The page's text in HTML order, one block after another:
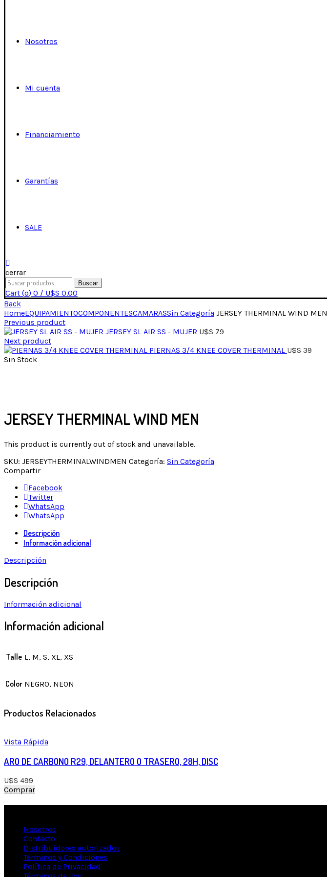
Nosotros
Mi cuenta
Financiamiento
Garantías
SALE
cerrar
Buscar
Cart (o) 0 / U$S 0.00
Back
HomeEQUIPAMIENTOCOMPONENTESCAMARASSin Categoría JERSEY THERMINAL WIND MEN
Previous product
JERSEY SL AIR SS - MUJER U$S 79
Next product
PIERNAS 3/4 KNEE COVER THERMINAL U$S 39
Sin Stock
JERSEY THERMINAL WIND MEN
This product is currently out of stock and unavailable.
SKU: JERSEYTHERMINALWINDMEN Categoría: Sin Categoría
Compartir
Facebook
Twitter
WhatsApp
WhatsApp
Descripción
Información adicional
Descripción
Descripción
Información adicional
Información adicional
Talle L, M, S, XL, XS
Color NEGRO, NEON
Productos Relacionados
Vista Rápida
ARO DE CARBONO R29, DELANTERO O TRASERO, 28H, DISC
U$S 499
Comprar
Nosotros
Contacto
Distribuidores autorizados
Términos y Condiciones
Política de Privacidad